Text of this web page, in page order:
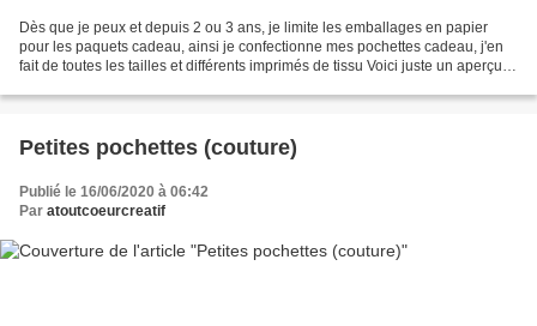
Dès que je peux et depuis 2 ou 3 ans, je limite les emballages en papier
pour les paquets cadeau, ainsi je confectionne mes pochettes cadeau, j'en
fait de toutes les tailles et différents imprimés de tissu Voici juste un aperçu
Petites pochettes (couture)
Publié le 16/06/2020 à 06:42
Par atoutcoeurcreatif